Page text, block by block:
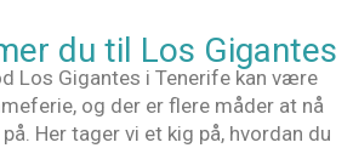
du til Los Gigantes
Los Gigantes i Tenerife kan være
og der er flere måder at nå
Her tager vi et kig på, hvordan du